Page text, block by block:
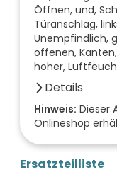
Öffnen, und,
Türanschlag,
Unempfindlich,
offenen,
hoher,
Details
Anzahl der
Farbe der Front
Hinweis: Dieser
Onlineshop
Ersatzteilliste